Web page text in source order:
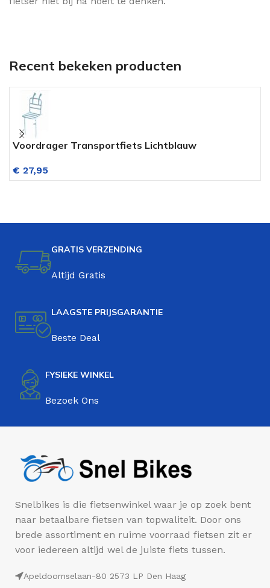
Recent bekeken producten
Voordrager Transportfiets Lichtblauw
€ 27,95
GRATIS VERZENDING
Altijd Gratis
LAAGSTE PRIJSGARANTIE
Beste Deal
FYSIEKE WINKEL
Bezoek Ons
Snelbikes is die fietsenwinkel waar je op zoek bent
naar betaalbare fietsen van topwaliteit. Door ons
brede assortiment en ruime voorraad fietsen zit er
voor iedereen altijd wel de juiste fiets tussen.
Apeldoornselaan-80 2573 LP Den Haag